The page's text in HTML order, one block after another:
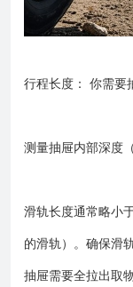
行程长度： 你需要
测量抽屉内部深度
滑轨长度通常略小
的滑轨）。确保滑
抽屉需要全拉出取物